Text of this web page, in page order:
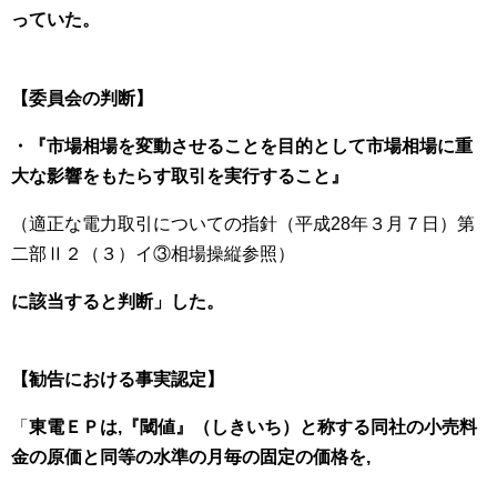
っていた。
【委員会の判断】
・『市場相場を変動させることを目的として市場相場に重
大な影響をもたらす取引を実行すること』
（適正な電力取引についての指針（平成28年３月７日）第
二部Ⅱ２（３）イ③相場操縦参照）
に該当すると判断」した。
【勧告における事実認定】
「 東電ＥＰは,『閾値』（しきいち）と称する同社の小売料
金の原価と同等の水準の月毎の固定の価格を,